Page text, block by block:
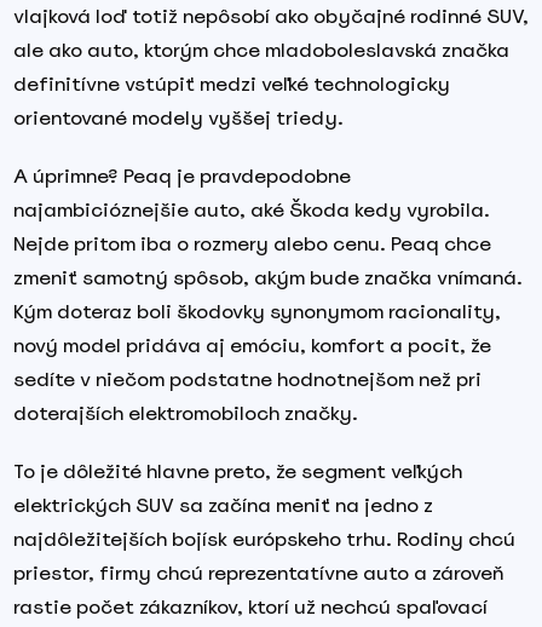
vlajková loď totiž nepôsobí ako obyčajné rodinné SUV,
ale ako auto, ktorým chce mladoboleslavská značka
definitívne vstúpiť medzi veľké technologicky
orientované modely vyššej triedy.
A úprimne? Peaq je pravdepodobne
najambicióznejšie auto, aké Škoda kedy vyrobila.
Nejde pritom iba o rozmery alebo cenu. Peaq chce
zmeniť samotný spôsob, akým bude značka vnímaná.
Kým doteraz boli škodovky synonymom racionality,
nový model pridáva aj emóciu, komfort a pocit, že
sedíte v niečom podstatne hodnotnejšom než pri
doterajších elektromobiloch značky.
To je dôležité hlavne preto, že segment veľkých
elektrických SUV sa začína meniť na jedno z
najdôležitejších bojísk európskeho trhu. Rodiny chcú
priestor, firmy chcú reprezentatívne auto a zároveň
rastie počet zákazníkov, ktorí už nechcú spaľovací